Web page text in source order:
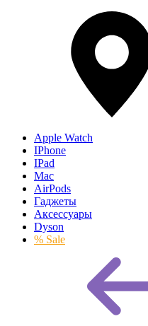
Apple Watch
IPhone
IPad
Mac
AirPods
Гаджеты
Аксессуары
Dyson
% Sale